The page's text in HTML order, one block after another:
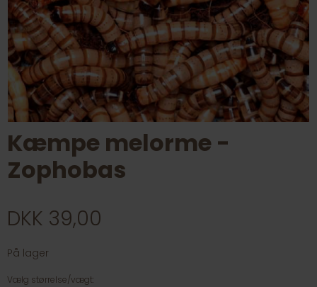
Kæmpe melorme -
Zophobas
DKK 39,00
På lager
Vælg størrelse/vægt: